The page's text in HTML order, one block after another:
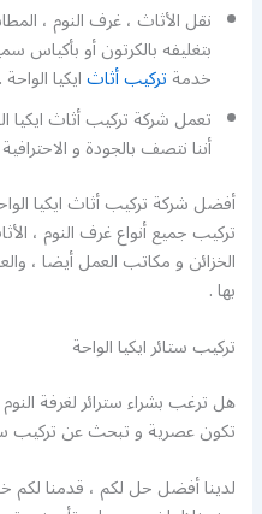
نقل الأثاث ، غرف النوم ،
بتغليفه بالكرتون أو بأكياس
خدمةتركيب أثاثايكيا الواحة .
تعمل شركة تركيب أثاث ايكيا
أننا نتصف بالجودة و
أفضل شركة تركيب أثاث ايكيا
تركيب جميع أنواع غرف النوم ،
الخزائن و مكاتب العمل أيضا ،
بها .
تركيب ستائر ايكيا الواحة
هل ترغب بشراء سترائر لغرفة
تكون عصرية و تبحث عن تركيب
لدينا أفضل حل لكم ، قدمنا لكم